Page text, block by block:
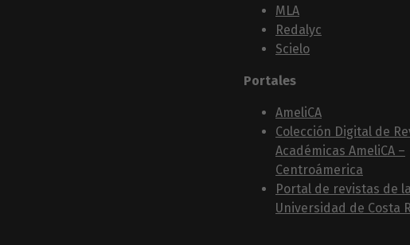
MLA
Redalyc
Scielo
Portales
AmeliCA
Colección Digital de
Académicas AmeliCA –
Centroámerica
Portal de revistas de la
Universidad de Costa